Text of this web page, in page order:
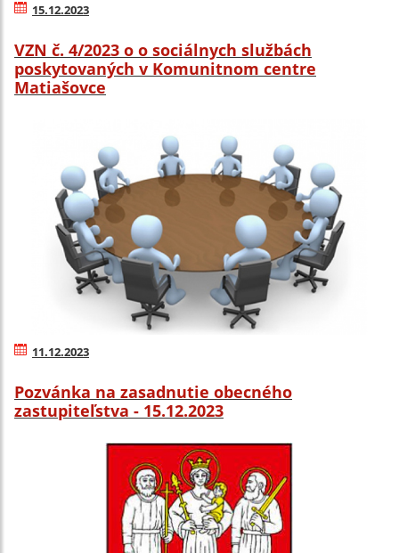
15.12.2023
VZN č. 4/2023 o o sociálnych službách
poskytovaných v Komunitnom centre
Matiašovce
11.12.2023
Pozvánka na zasadnutie obecného
zastupiteľstva - 15.12.2023